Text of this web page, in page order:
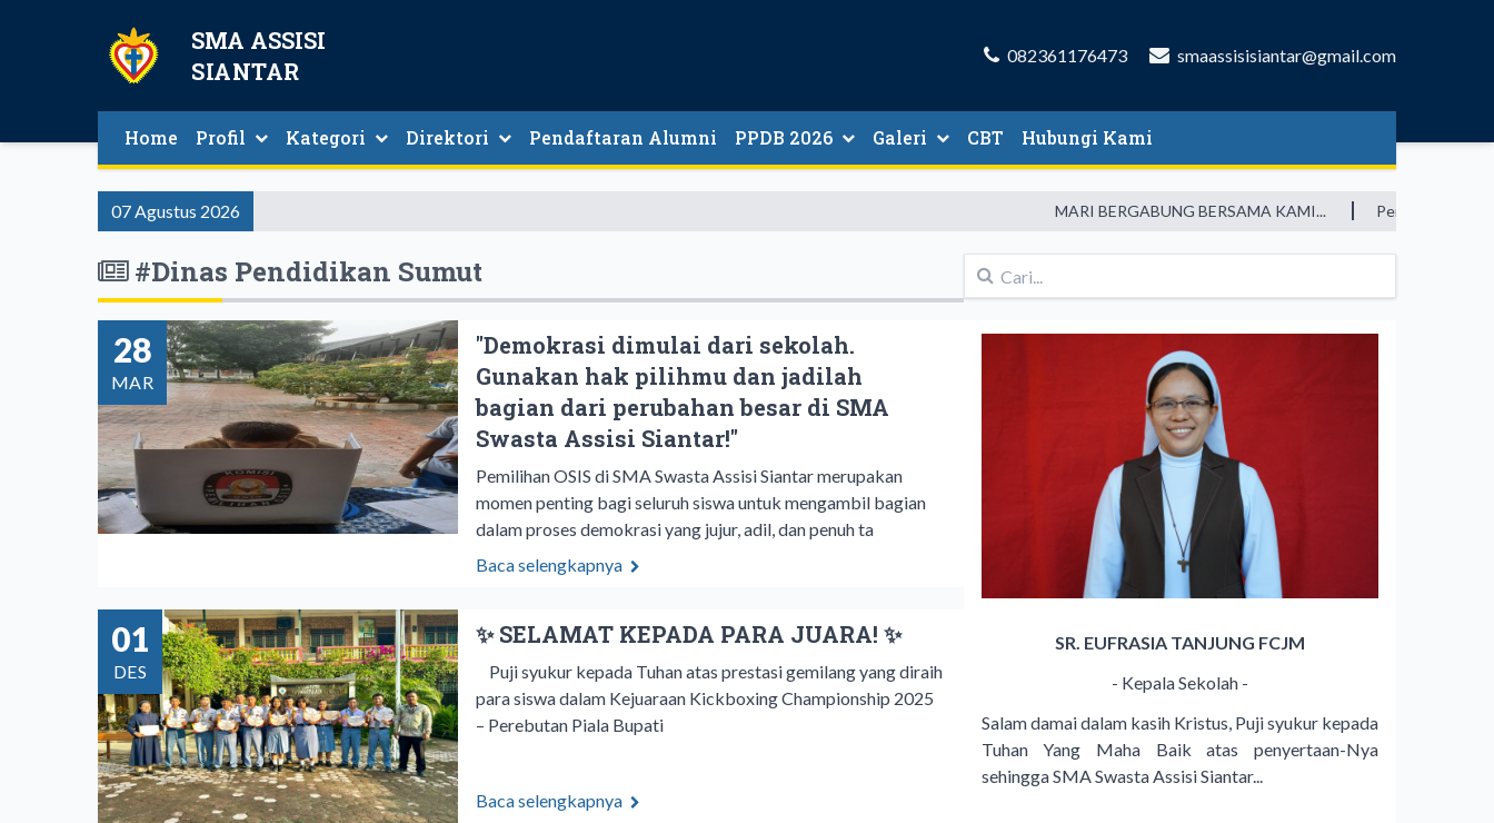
SMA ASSISI
SIANTAR
082361176473 smaassisisiantar@gmail.com
Home Profil Kategori Direktori Pendaftaran Alumni PPDB 2026 Galeri CBT Hubungi Kami
07 Agustus 2026 MARI BERGABUNG BERSAMA KAMI... Pendidikan
#Dinas Pendidikan Sumut
28
MAR
"Demokrasi dimulai dari sekolah.
Gunakan hak pilihmu dan jadilah
bagian dari perubahan besar di SMA
Swasta Assisi Siantar!"
Pemilihan OSIS di SMA Swasta Assisi Siantar merupakan
momen penting bagi seluruh siswa untuk mengambil bagian
dalam proses demokrasi yang jujur, adil, dan penuh ta
Baca selengkapnya
01
DES
✨ SELAMAT KEPADA PARA JUARA! ✨
Puji syukur kepada Tuhan atas prestasi gemilang yang diraih
para siswa dalam Kejuaraan Kickboxing Championship 2025
– Perebutan Piala Bupati
Baca selengkapnya
SR. EUFRASIA TANJUNG FCJM
- Kepala Sekolah -
Salam damai dalam kasih Kristus, Puji syukur kepada
Tuhan Yang Maha Baik atas penyertaan-Nya
sehingga SMA Swasta Assisi Siantar...